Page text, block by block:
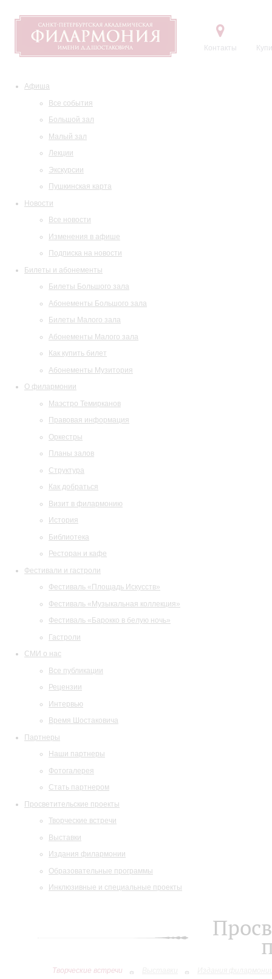
Контакты
Афиша
Все события
Большой зал
Малый зал
Лекции
Экскурсии
Пушкинская карта
Новости
Все новости
Изменения в афише
Подписка на новости
Билеты и абонементы
Билеты Большого зала
Абонементы Большого зала
Билеты Малого зала
Абонементы Малого зала
Как купить билет
Абонементы Музитория
О филармонии
Маэстро Темирканов
Правовая информация
Оркестры
Планы залов
Структура
Как добраться
Визит в филармонию
История
Библиотека
Ресторан и кафе
Фестивали и гастроли
Фестиваль «Площадь Искусств»
Фестиваль «Музыкальная коллекция»
Фестиваль «Барокко в белую ночь»
Гастроли
СМИ о нас
Все публикации
Рецензии
Интервью
Время Шостаковича
Партнеры
Наши партнеры
Фотогалерея
Стать партнером
Просветительские проекты
Творческие встречи
Выставки
Издания филармонии
Образовательные программы
Инклюзивные и специальные проекты
Творческие встречи